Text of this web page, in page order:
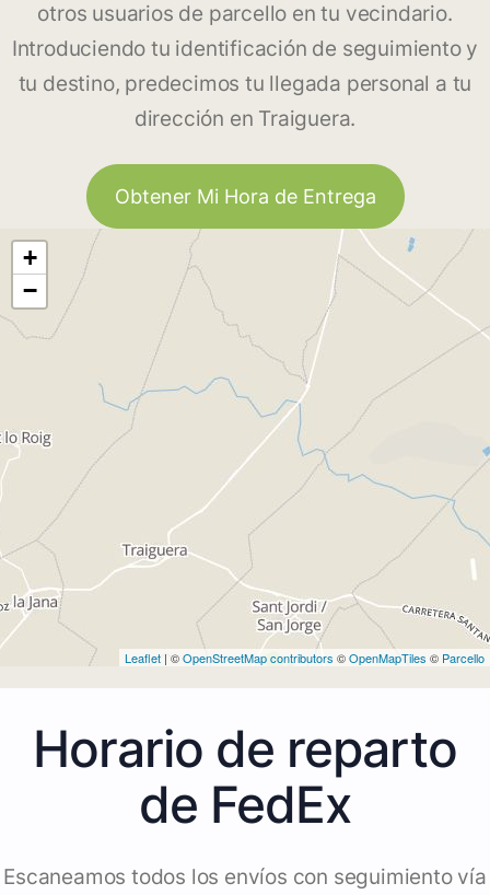
otros usuarios de parcello en tu vecindario.
Introduciendo tu identificación de seguimiento y
tu destino, predecimos tu llegada personal a tu
dirección en Traiguera.
Obtener Mi Hora de Entrega
+
−
Leaflet | ©OpenStreetMap contributors ©OpenMapTiles © Parcello
Horario de reparto
de FedEx
Escaneamos todos los envíos con seguimiento vía